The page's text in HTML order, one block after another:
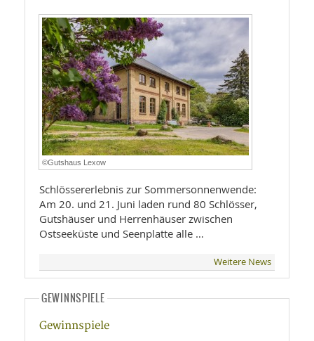
©Gutshaus Lexow
Schlössererlebnis zur Sommersonnenwende:
Am 20. und 21. Juni laden rund 80 Schlösser,
Gutshäuser und Herrenhäuser zwischen
Ostseeküste und Seenplatte alle …
Weitere News
GEWINNSPIELE
Gewinnspiele